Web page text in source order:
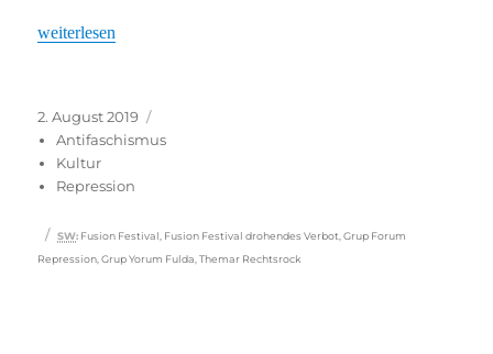
„Wie ein antifaschistisches Festival aus Brandenburg vergrault
weiterlesen
Veröffentlicht
am
2. August 2019
Antifaschismus
Kultur
Repression
Schlagwörter
SW: Fusion Festival Fusion Festival drohendes Verbot ,Grup Forum
Repression ,Grup Yorum Fulda ,Themar Rechtsrock